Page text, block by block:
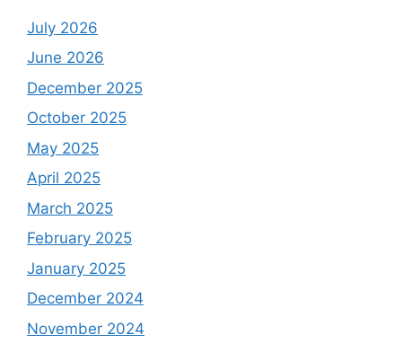
July 2026
June 2026
December 2025
October 2025
May 2025
April 2025
March 2025
February 2025
January 2025
December 2024
November 2024